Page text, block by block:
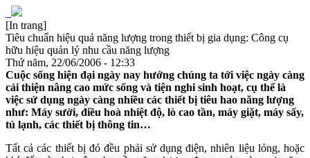
[In trang]
Tiêu chuẩn hiệu quả năng lượng trong thiết bị gia dụng: Công cụ
hữu hiệu quản lý nhu cầu năng lượng
Thứ năm, 22/06/2006 - 12:33
Cuộc sống hiện đại ngày nay hướng chúng ta tới việc ngày càng
cải thiện nâng cao mức sống và tiện nghi sinh hoạt, cụ thể là
việc sử dụng ngày càng nhiều các thiết bị tiêu hao năng lượng
như: Máy sưởi, điều hoà nhiệt độ, lò cao tần, máy giặt, máy sấy,
tủ lạnh, các thiết bị thông tin…
Tất cả các thiết bị đó đều phải sử dụng điện, nhiên liệu lỏng, hoặc